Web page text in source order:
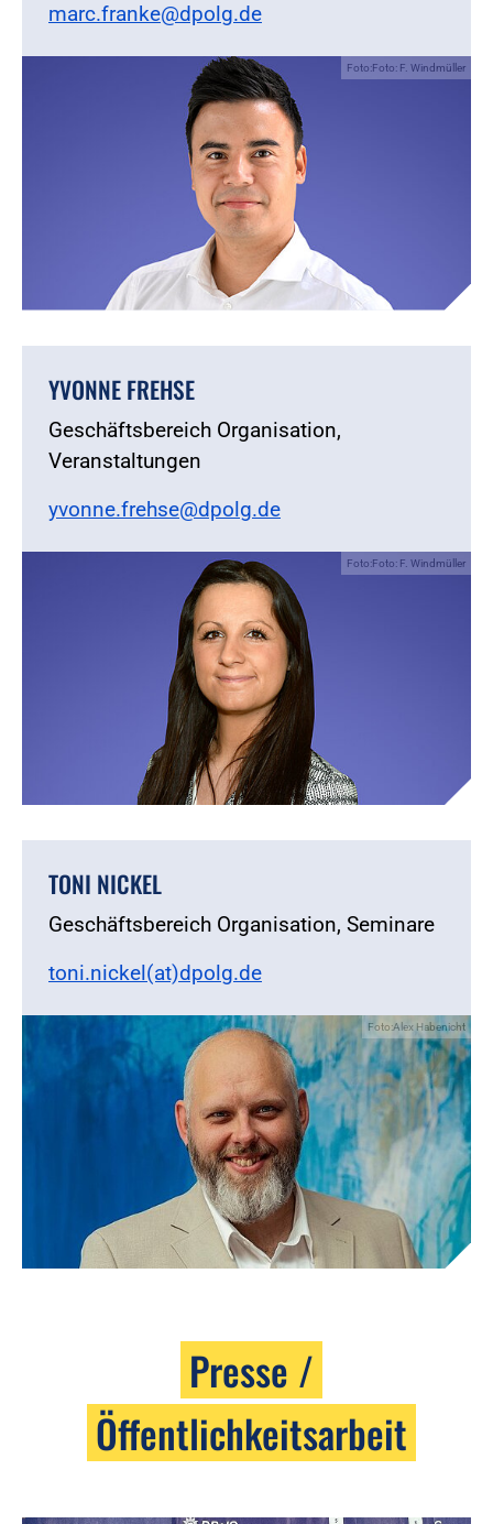
marc.franke@dpolg.de
Foto:Foto: F. Windmüller
YVONNE FREHSE
Geschäftsbereich Organisation,
Veranstaltungen
yvonne.frehse@dpolg.de
Foto:Foto: F. Windmüller
TONI NICKEL
Geschäftsbereich Organisation, Seminare
toni.nickel(at)dpolg.de
Foto:Alex Habenicht
Presse /
Öffentlichkeitsarbeit